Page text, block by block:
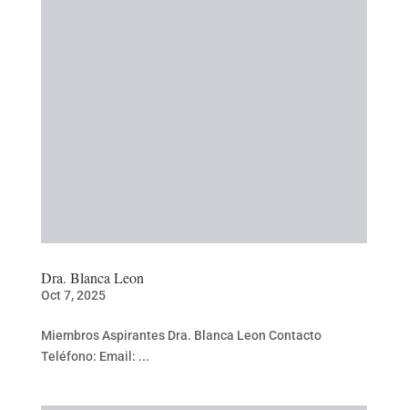
Dra. Blanca Leon
Oct 7, 2025
Miembros Aspirantes Dra. Blanca Leon Contacto
Teléfono: Email: ...